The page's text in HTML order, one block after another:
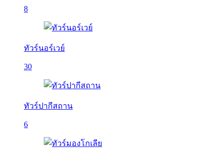
8
ทัวร์นอร์เวย์
30
ทัวร์ปากีสถาน
6